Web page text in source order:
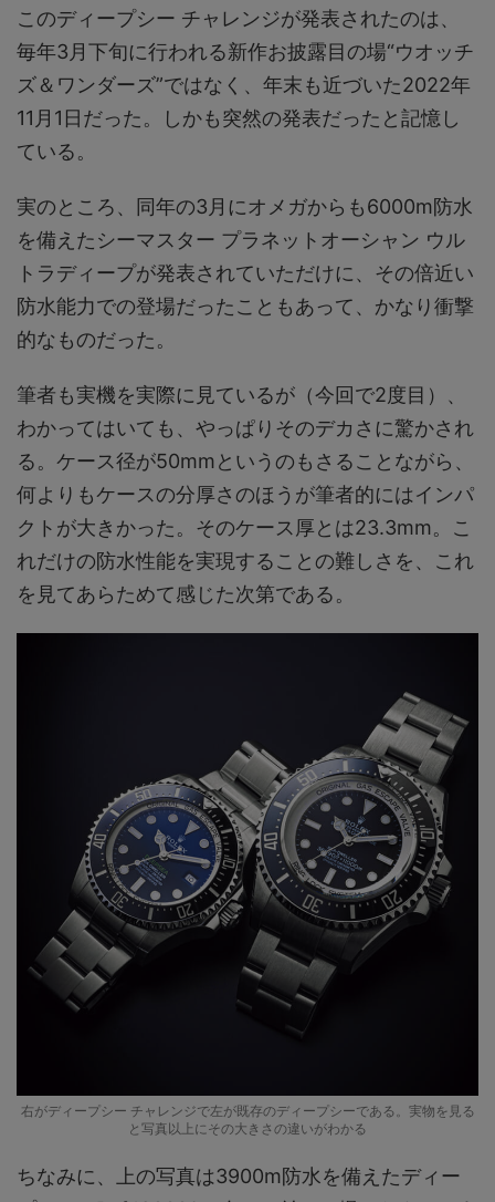
このディープシー チャレンジが発表されたのは、
毎年3月下旬に行われる新作お披露目の場“ウオッチ
ズ＆ワンダーズ”ではなく、年末も近づいた2022年
11月1日だった。しかも突然の発表だったと記憶し
ている。
実のところ、同年の3月にオメガからも6000m防水
を備えたシーマスター プラネットオーシャン ウル
トラディープが発表されていただけに、その倍近い
防水能力での登場だったこともあって、かなり衝撃
的なものだった。
筆者も実機を実際に見ているが（今回で2度目）、
わかってはいても、やっぱりそのデカさに驚かされ
る。ケース径が50mmというのもさることながら、
何よりもケースの分厚さのほうが筆者的にはインパ
クトが大きかった。そのケース厚とは23.3mm。こ
れだけの防水性能を実現することの難しさを、これ
を見てあらためて感じた次第である。
右がディープシー チャレンジで左が既存のディープシーである。実物を見る
と写真以上にその大きさの違いがわかる
ちなみに、上の写真は3900m防水を備えたディー